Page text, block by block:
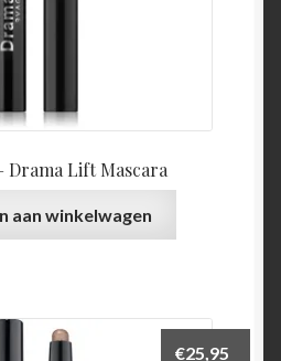
Drama Lift Mascara
aan winkelwagen
€25,95